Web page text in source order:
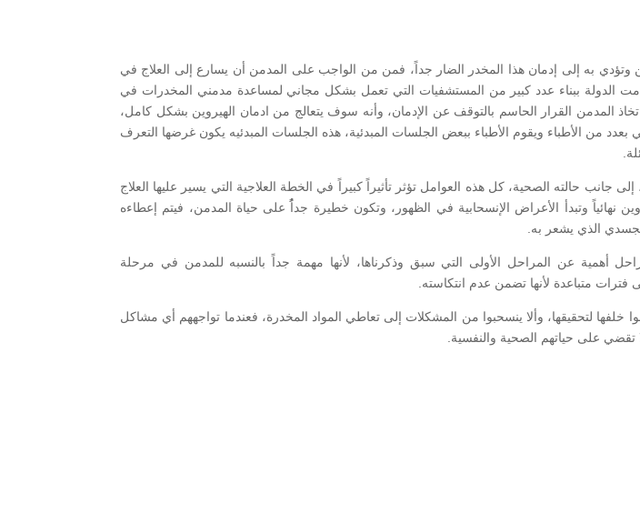
به إلى إدمان هذا المخدر الضار جداً، فمن من الواجب على المدمن أن يسارع إلى العلاج في
الدولة ببناء عدد كبير من المستشفيات التي تعمل بشكل مجاني لمساعدة مدمني المخدرات في
المدمن القرار الحاسم بالتوقف عن الإدمان، وأنه سوف يتعالج من ادمان الهيروين بشكل كامل،
من الأطباء ويقوم الأطباء ببعض الجلسات المبدئية، هذه الجلسات المبدئيه يكون غرضها التعرف
حالته الصحية، كل هذه العوامل تؤثر تأثيراً كبيراً في الخطة العلاجية التي يسير عليها العلاج
نهائياً وتبدأ الأعراض الإنسحابية في الظهور، وتكون خطيرة جداًُ على حياة المدمن، فيتم إعطاءه
الذي يشعر به.
أهمية عن المراحل الأولى التي سبق وذكرناها، لأنها مهمة جداً بالنسبه للمدمن في مرحلة
متباعدة لأنها تضمن عدم انتكاسته.
لتحقيقها، وألا ينسحبوا من المشكلات إلى تعاطي المواد المخدرة، فعندما تواجههم أي مشاكل
على حياتهم الصحية والنفسية.